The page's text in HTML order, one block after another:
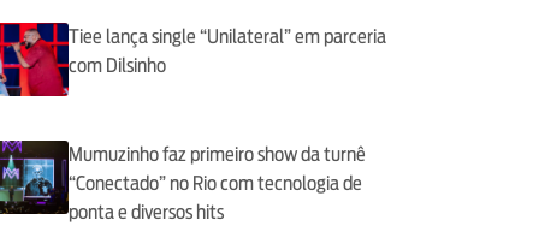
Tiee lança single “Unilateral” em parceria
com Dilsinho
Mumuzinho faz primeiro show da turnê
“Conectado” no Rio com tecnologia de
ponta e diversos hits